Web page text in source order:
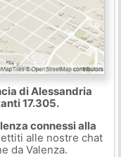
di Alessandria
17.305.
connessi alla
alle nostre chat
da Valenza.